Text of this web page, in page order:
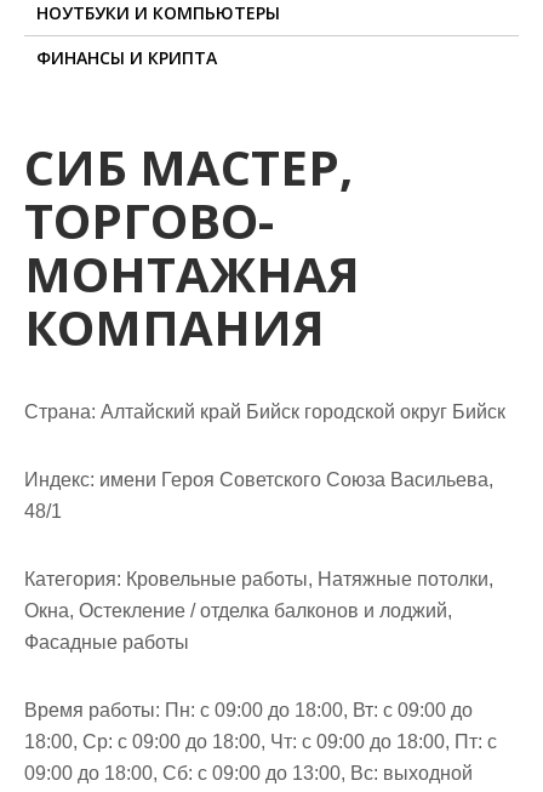
НОУТБУКИ И КОМПЬЮТЕРЫ
ФИНАНСЫ И КРИПТА
СИБ МАСТЕР,
ТОРГОВО-
МОНТАЖНАЯ
КОМПАНИЯ
Страна: Алтайский край Бийск городской округ Бийск
Индекс: имени Героя Советского Союза Васильева,
48/1
Категория: Кровельные работы, Натяжные потолки,
Окна, Остекление / отделка балконов и лоджий,
Фасадные работы
Время работы: Пн: с 09:00 до 18:00, Вт: с 09:00 до
18:00, Ср: с 09:00 до 18:00, Чт: с 09:00 до 18:00, Пт: с
09:00 до 18:00, Сб: с 09:00 до 13:00, Вс: выходной